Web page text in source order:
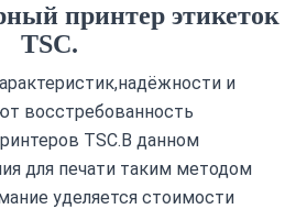
принтер этикеток
TSC.
и
восстребованность
TSC.В данном
для печати таким методом
уделяется стоимости